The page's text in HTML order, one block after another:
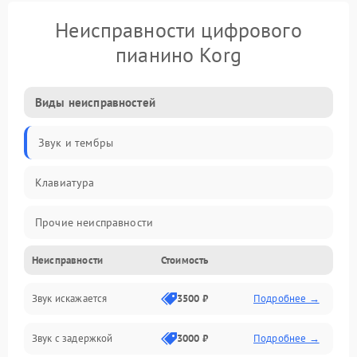
Неисправности цифрового
пианино Korg
Виды неисправностей
Звук и тембры
Клавиатура
Прочие неисправности
Включение и работа
Управление и электроника
Подключения и интерфейсы
Неисправности Стоимость
Звук искажается 3500 ₽ Подробнее →
Звук с задержкой 3000 ₽ Подробнее →